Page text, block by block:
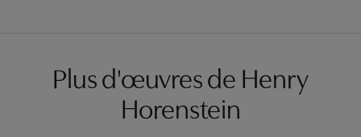
Plus d'œuvres de Henry
Horenstein